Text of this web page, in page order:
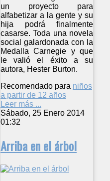
un proyecto para
alfabetizar a la gente y su
hija podrá finalmente
casarse. Toda una novela
social galardonada con la
Medalla Carnegie y que
le valió el éxito a su
autora, Hester Burton.
Recomendado para niños
a partir de 12 años
Leer más ...
Sábado, 25 Enero 2014
01:32
Arriba en el árbol